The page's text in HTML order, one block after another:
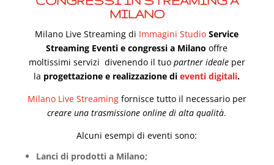
MILANO
Milano Live Streaming di Immagini Studio Service
Streaming Eventi e congressi a Milano offre
moltissimi servizi divenendo il tuo partner idealeper
la progettazione e realizzazione dieventi digitali.
Milano Live Streamingfornisce tutto il necessario per
creare una trasmissione online di alta qualità.
Alcuni esempi di eventi sono:
Lanci di prodotti a Milano;